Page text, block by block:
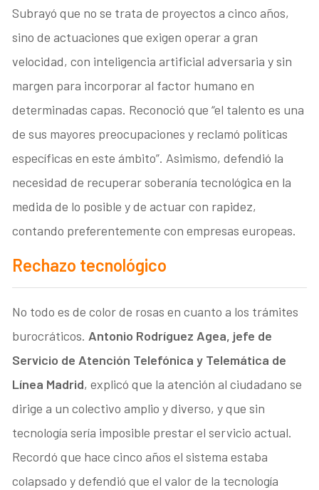
Subrayó que no se trata de proyectos a cinco años,
sino de actuaciones que exigen operar a gran
velocidad, con inteligencia artificial adversaria y sin
margen para incorporar al factor humano en
determinadas capas. Reconoció que “el talento es una
de sus mayores preocupaciones y reclamó políticas
específicas en este ámbito”. Asimismo, defendió la
necesidad de recuperar soberanía tecnológica en la
medida de lo posible y de actuar con rapidez,
contando preferentemente con empresas europeas.
Rechazo tecnológico
No todo es de color de rosas en cuanto a los trámites
burocráticos. Antonio Rodríguez Agea, jefe de
Servicio de Atención Telefónica y Telemática de
Línea Madrid, explicó que la atención al ciudadano se
dirige a un colectivo amplio y diverso, y que sin
tecnología sería imposible prestar el servicio actual.
Recordó que hace cinco años el sistema estaba
colapsado y defendió que el valor de la tecnología